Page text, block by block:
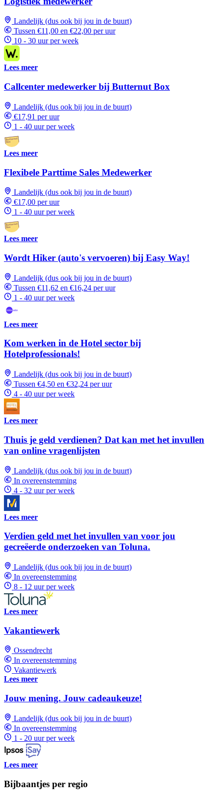
Landelijk (dus ook bij jou in de buurt)
Tussen €11,00 en €22,00 per uur
10 - 30 uur per week
Lees meer
Callcenter medewerker bij Butternut Box
Landelijk (dus ook bij jou in de buurt)
€17,91 per uur
1 - 40 uur per week
Lees meer
Flexibele Parttime Sales Medewerker
Landelijk (dus ook bij jou in de buurt)
€17,00 per uur
1 - 40 uur per week
Lees meer
Wordt Hiker (auto's vervoeren) bij Easy Way!
Landelijk (dus ook bij jou in de buurt)
Tussen €11,62 en €16,24 per uur
1 - 40 uur per week
Lees meer
Kom werken in de Hotel sector bij
Hotelprofessionals!
Landelijk (dus ook bij jou in de buurt)
Tussen €4,50 en €32,24 per uur
4 - 40 uur per week
Lees meer
Thuis je geld verdienen? Dat kan met het invullen
van online vragenlijsten
Landelijk (dus ook bij jou in de buurt)
In overeenstemming
4 - 32 uur per week
Lees meer
Verdien geld met het invullen van voor jou
gecreëerde onderzoeken van Toluna.
Landelijk (dus ook bij jou in de buurt)
In overeenstemming
8 - 12 uur per week
Lees meer
Vakantiewerk
Ossendrecht
In overeenstemming
Vakantiewerk
Lees meer
Jouw mening. Jouw cadeaukeuze!
Landelijk (dus ook bij jou in de buurt)
In overeenstemming
1 - 20 uur per week
Lees meer
Bijbaantjes per regio